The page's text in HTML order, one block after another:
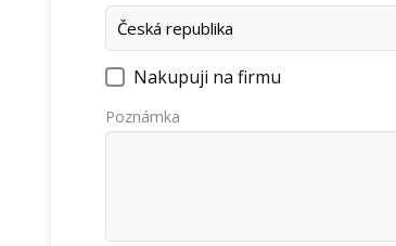
Nakupuji na firmu
Poznámka